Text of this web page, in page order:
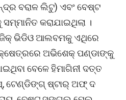
ବରାଳ ଲିଟୁ) ଏବଂ ବେଷ୍ଟ
କରାଯାଇଥିଲା ।
ଭିଡିଓ ଆଲବମକୁ ଏଥିରେ
ଅଭିଶେକ୍ ପଣ୍ଡାଙ୍କୁ
ବେଳେ ହିମାଗିନୀ ଦତ୍ତ
ଟେଣ୍ଡିଙ୍ଗ୍ ଷ୍ଟାର୍ ଅଫ୍ ଦ